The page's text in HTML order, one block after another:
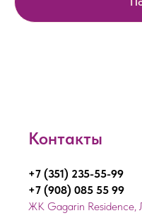
Контакты
+7 (351) 235-55-99
+7 (908) 085 55 99
ЖК Gagarin Residence,